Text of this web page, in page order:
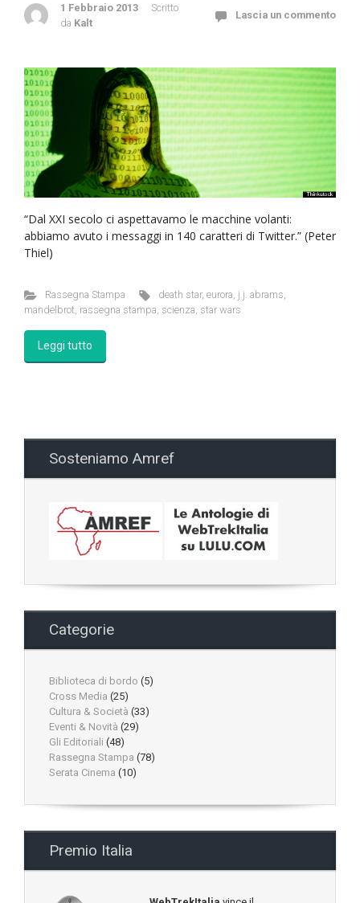
1 Febbraio 2013
Scritto
da Kalt
Lascia un commento
“Dal XXI secolo ci aspettavamo le macchine volanti:
abbiamo avuto i messaggi in 140 caratteri di Twitter.” (Peter
Thiel)
Rassegna Stampa death star,eurora, j.j. abrams,
mandelbrot, rassegna stampa, scienza, star wars
Leggi tutto
Sosteniamo Amref
Categorie
Biblioteca di bordo (5)
Cross Media (25)
Cultura & Società (33)
Eventi & Novità (29)
Gli Editoriali (48)
Rassegna Stampa (78)
Serata Cinema (10)
Premio Italia